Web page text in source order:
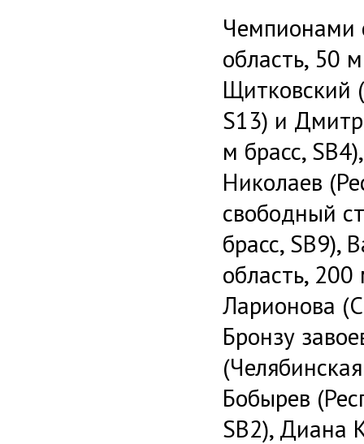
Чемпионами
область, 50
Щитковский
S13) и
м брасс,
Николаев
свободный
брасс, SB9),
область,
Ларионова
Бронзу
Бобырев
SB2), Диана